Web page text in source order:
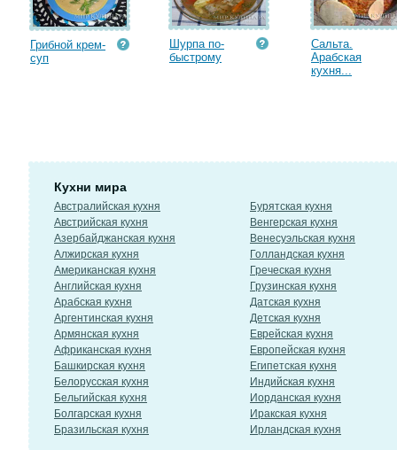
Грибной крем-
суп
Шурпа по-
быстрому
Сальта.
Арабская
кухня...
Кухни мира
Австралийская кухня
Австрийская кухня
Азербайджанская кухня
Алжирская кухня
Американская кухня
Английская кухня
Арабская кухня
Аргентинская кухня
Армянская кухня
Африканская кухня
Башкирская кухня
Белорусская кухня
Бельгийская кухня
Болгарская кухня
Бразильская кухня
Бурятская кухня
Венгерская кухня
Венесуэльская кухня
Голландская кухня
Греческая кухня
Грузинская кухня
Датская кухня
Детская кухня
Еврейская кухня
Европейская кухня
Египетская кухня
Индийская кухня
Иорданская кухня
Иракская кухня
Ирландская кухня